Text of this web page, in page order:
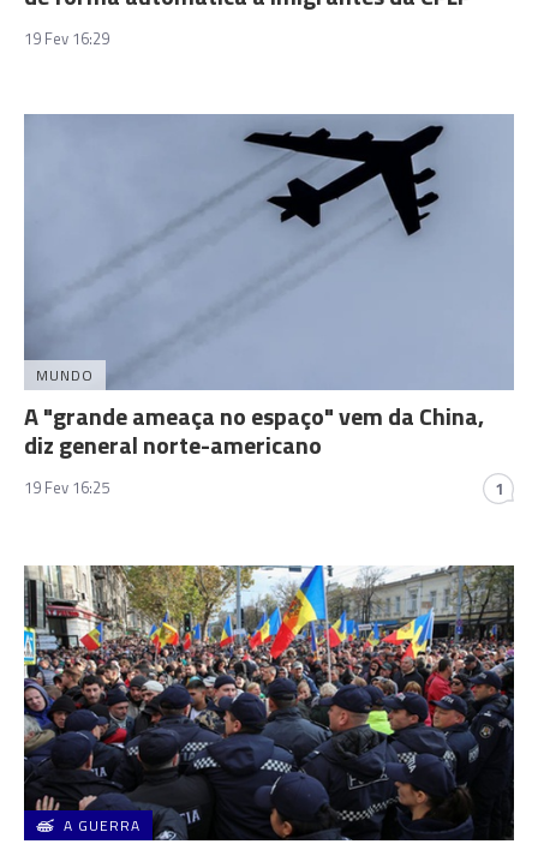
19 Fev 16:29
MUNDO
A "grande ameaça no espaço" vem da China,
diz general norte-americano
19 Fev 16:25 1
A GUERRA